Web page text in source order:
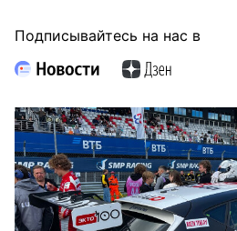
Подписывайтесь на нас в